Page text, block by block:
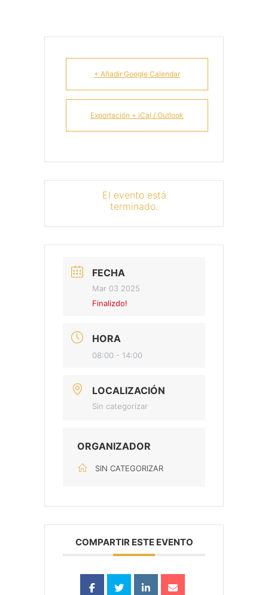
+ Añadir Google Calendar
Exportación + iCal / Outlook
El evento está
terminado.
FECHA
Mar 03 2025
Finalizdo!
HORA
08:00 - 14:00
LOCALIZACIÓN
Sin categorizar
ORGANIZADOR
SIN CATEGORIZAR
COMPARTIR ESTE EVENTO